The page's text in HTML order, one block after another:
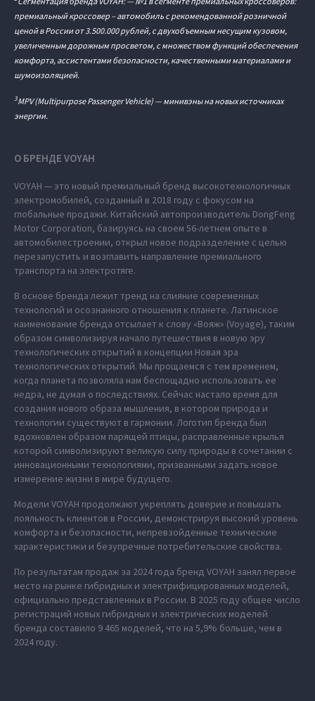
премиальный кроссовер – автомобиль c рекомендованной розничной
ценой в России от 3.500.000 рублей, с двухобъемным несущим кузовом,
увеличенным дорожным просветом, с множеством функций обеспечения
комфорта, ассистентами безопасности, качественными материалами и
шумоизоляцией.
3MPV (Multipurpose Passenger Vehicle) — минивэны на новых источниках
энергии.
О БРЕНДЕ VOYAH
VOYAH — это новый премиальный бренд высокотехнологичных
электромобилей, созданный в 2018 году с фокусом на
глобальные продажи. Китайский автопроизводитель DongFeng
Motor Corporation, базируясь на своем 56-летнем опыте в
автомобилестроении, открыл новое подразделение с целью
перезапустить и возглавить направление премиального
транспорта на электротяге.
В основе бренда лежит тренд на слияние современных
технологий и осознанного отношения к планете. Латинское
наименование бренда отсылает к слову «Вояж» (Voyage), таким
образом символизируя начало путешествия в новую эру
технологических открытий в концепции Новая эра
технологических открытий. Мы прощаемся с тем временем,
когда планета позволяла нам беспощадно использовать ее
недра, не думая о последствиях. Сейчас настало время для
создания нового образа мышления, в котором природа и
технологии существуют в гармонии. Логотип бренда был
вдохновлен образом парящей птицы, расправленные крылья
которой символизируют великую силу природы в сочетании с
инновационными технологиями, призванными задать новое
измерение жизни в мире будущего.
Модели VOYAH продолжают укреплять доверие и повышать
лояльность клиентов в России, демонстрируя высокий уровень
комфорта и безопасности, непревзойденные технические
характеристики и безупречные потребительские свойства.
По результатам продаж за 2024 года бренд VOYAH занял первое
место на рынке гибридных и электрифицированных моделей,
официально представленных в России. В 2025 году общее число
регистраций новых гибридных и электрических моделей
бренда составило 9 465 моделей, что на 5,9% больше, чем в
2024 году.